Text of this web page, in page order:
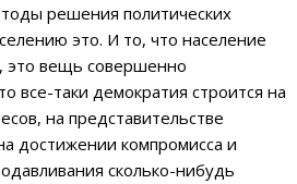
решения политических
это. И то, что население
это вещь совершенно
все-таки демократия строится на
на представительстве
достижении компромисса и
сколько-нибудь